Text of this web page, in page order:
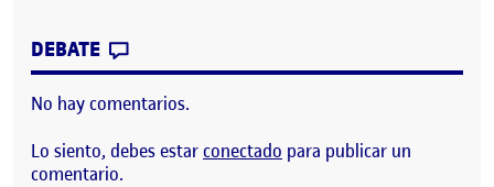
DEBATE
No hay comentarios.
Lo siento, debes estarconectado para publicar un
comentario.